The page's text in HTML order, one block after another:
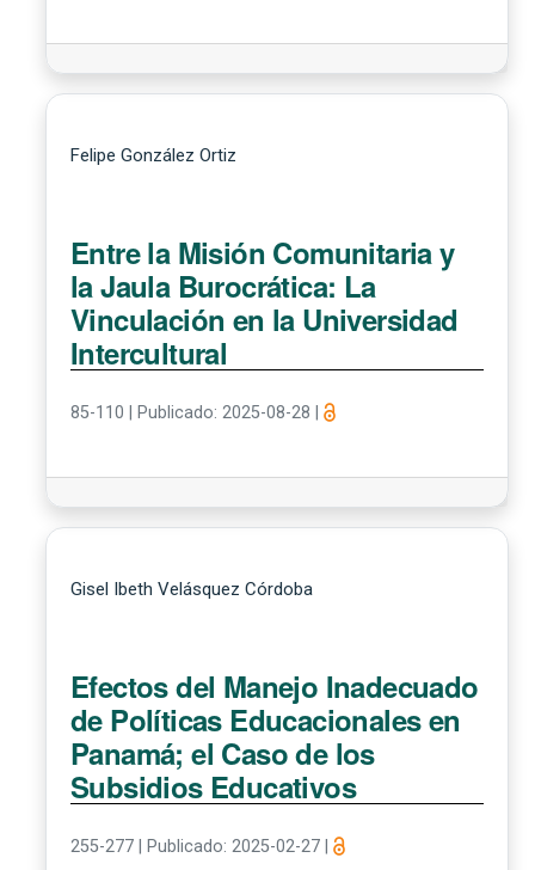
Felipe González Ortiz
Entre la Misión Comunitaria y
la Jaula Burocrática: La
Vinculación en la Universidad
Intercultural
85-110 Publicado: 2025-08-28
Gisel Ibeth Velásquez Córdoba
Efectos del Manejo Inadecuado
de Políticas Educacionales en
Panamá; el Caso de los
Subsidios Educativos
255-277 Publicado: 2025-02-27